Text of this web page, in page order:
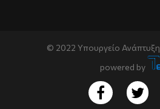
© 2022 Υπουργείο
powered by